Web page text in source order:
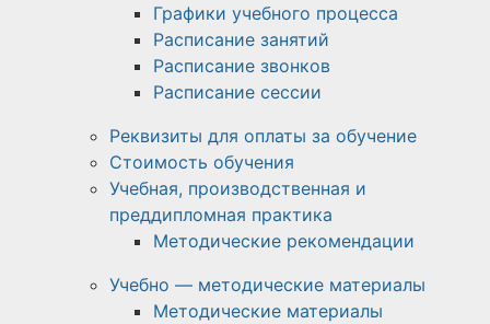
Графики учебного процесса
Расписание занятий
Расписание звонков
Расписание сессии
Реквизиты для оплаты за обучение
Стоимость обучения
Учебная, производственная и
преддипломная практика
Методические рекомендации
Учебно — методические материалы
Методические материалы